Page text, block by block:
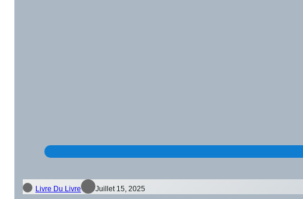
Livre Du Livre Juillet 15, 2025